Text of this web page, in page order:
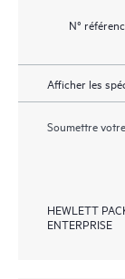
N°
Afficher les
Soumettre
HEWLETT
ENTERPRISE